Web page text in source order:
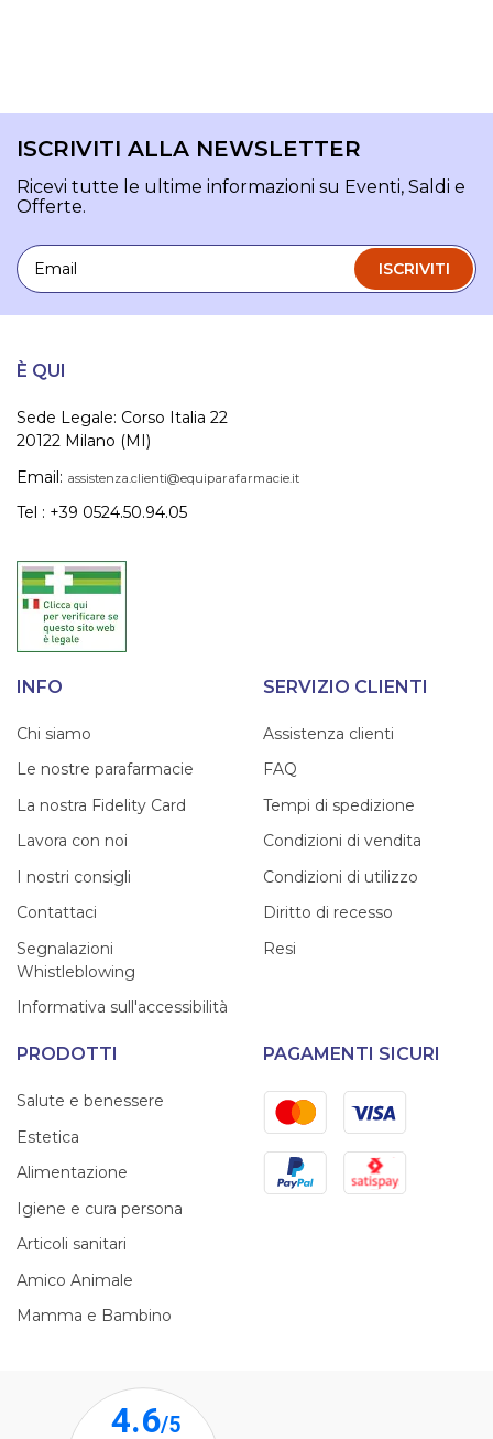
ISCRIVITI ALLA NEWSLETTER
Ricevi tutte le ultime informazioni su Eventi, Saldi e
Offerte.
Email
ISCRIVITI
È QUI
Sede Legale: Corso Italia 22
20122 Milano (MI)
Email: assistenza.clienti@equiparafarmacie.it
Tel : +39 0524.50.94.05
INFO
Chi siamo
Le nostre parafarmacie
La nostra Fidelity Card
Lavora con noi
I nostri consigli
Contattaci
Segnalazioni
Whistleblowing
Informativa sull'accessibilità
SERVIZIO CLIENTI
Assistenza clienti
FAQ
Tempi di spedizione
Condizioni di vendita
Condizioni di utilizzo
Diritto di recesso
Resi
PRODOTTI
Salute e benessere
Estetica
Alimentazione
Igiene e cura persona
Articoli sanitari
Amico Animale
Mamma e Bambino
PAGAMENTI SICURI
MastercardVisa
PayPal Satispay